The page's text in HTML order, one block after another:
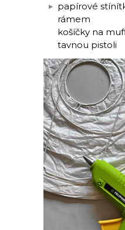
papírové
rámem
košíčky na
tavnou pistoli